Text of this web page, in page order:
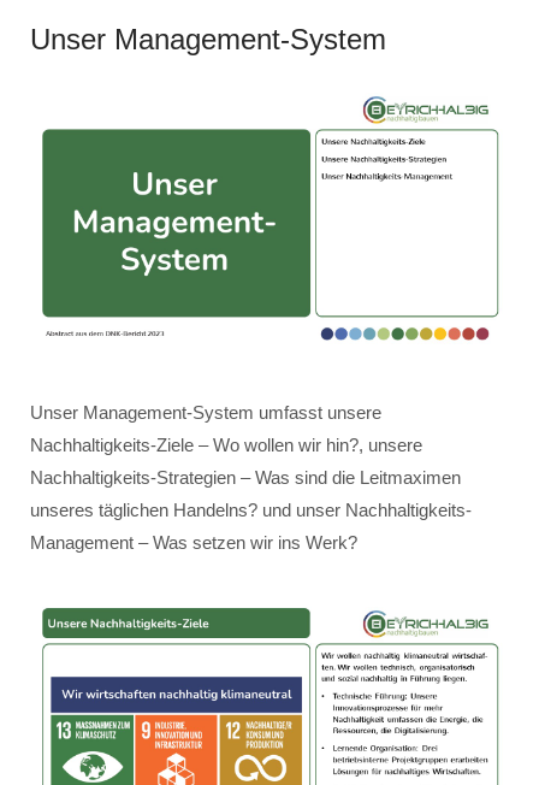
Unser Management-System
Unser Management-System umfasst unsere
Nachhaltigkeits-Ziele – Wo wollen wir hin?, unsere
Nachhaltigkeits-Strategien – Was sind die Leitmaximen
unseres täglichen Handelns? und unser Nachhaltigkeits-
Management – Was setzen wir ins Werk?